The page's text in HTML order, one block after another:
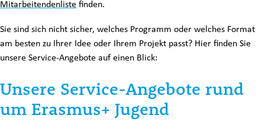
Mitarbeitendenlistefinden.
Sie sind sich nicht sicher, welches Programm oder welches Format
am besten zu Ihrer Idee oder Ihrem Projekt passt? Hier finden Sie
unsere Service-Angebote auf einen Blick:
Unsere Service-Angebote rund
um Erasmus+ Jugend